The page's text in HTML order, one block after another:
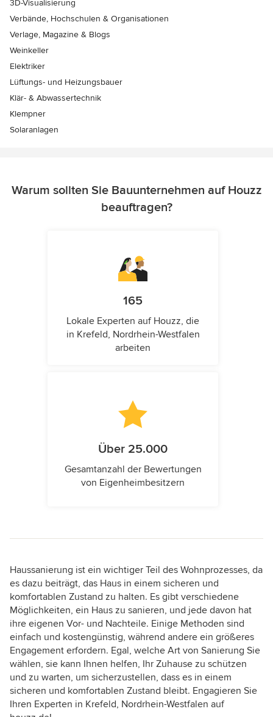
3D-Visualisierung
Verbände, Hochschulen & Organisationen
Verlage, Magazine & Blogs
Weinkeller
Elektriker
Lüftungs- und Heizungsbauer
Klär- & Abwassertechnik
Klempner
Solaranlagen
Warum sollten Sie Bauunternehmen auf Houzz
beauftragen?
165
Lokale Experten auf Houzz, die
in Krefeld, Nordrhein-Westfalen
arbeiten
Über 25.000
Gesamtanzahl der Bewertungen
von Eigenheimbesitzern
Haussanierung ist ein wichtiger Teil des Wohnprozesses, da
es dazu beiträgt, das Haus in einem sicheren und
komfortablen Zustand zu halten. Es gibt verschiedene
Möglichkeiten, ein Haus zu sanieren, und jede davon hat
ihre eigenen Vor- und Nachteile. Einige Methoden sind
einfach und kostengünstig, während andere ein größeres
Engagement erfordern. Egal, welche Art von Sanierung Sie
wählen, sie kann Ihnen helfen, Ihr Zuhause zu schützen
und zu warten, um sicherzustellen, dass es in einem
sicheren und komfortablen Zustand bleibt. Engagieren Sie
Ihren Experten in Krefeld, Nordrhein-Westfalen auf